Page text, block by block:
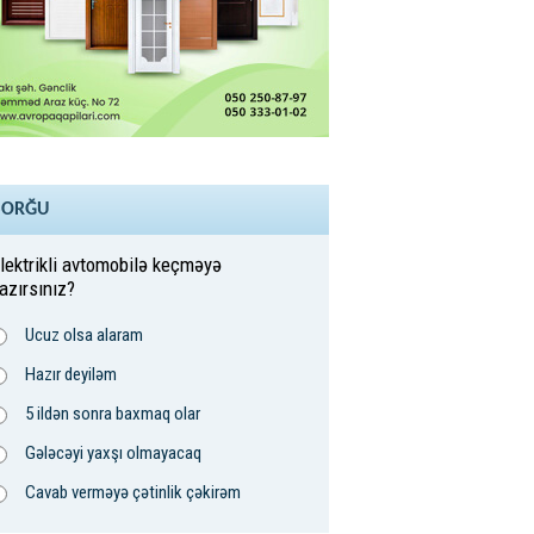
avtomobilə keçməyə
Ucuz olsa alaram
Hazır deyiləm
5 ildən sonra baxmaq olar
Gələcəyi yaxşı olmayacaq
Cavab verməyə çətinlik çəkirəm